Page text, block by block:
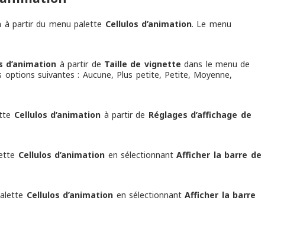
à partir du menu palette Cellulos d’animation. Le menu
d’animation à partir de Taille de vignette dans le menu de
suivantes : Aucune, Plus petite, Petite, Moyenne,
Cellulos d’animation à partir de Réglages d’affichage de
Cellulos d’animation en sélectionnantAfficher la barre de
Cellulos d’animation en sélectionnantAfficher la barre